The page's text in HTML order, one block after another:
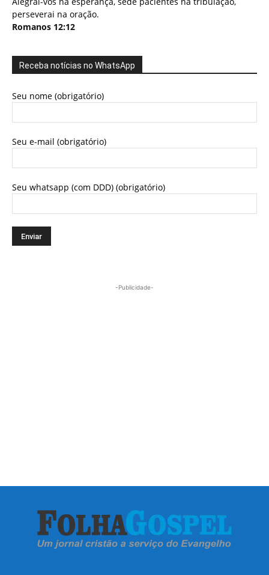
perseverai na oração.
Romanos 12:12
Receba notícias no WhatsApp
Seu nome (obrigatório)
Seu e-mail (obrigatório)
Seu whatsapp (com DDD) (obrigatório)
-Publicidade-